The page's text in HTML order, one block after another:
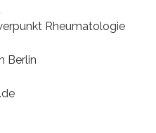
Rheumatologie
Berlin